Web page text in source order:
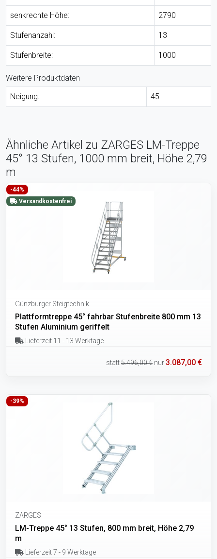
senkrechte Höhe: 2790
Stufenanzahl: 13
Stufenbreite: 1000
Weitere Produktdaten
Neigung:
45
Ähnliche Artikel zu ZARGES LM-Treppe
45° 13 Stufen, 1000 mm breit, Höhe 2,79
m
-44%
Versandkostenfrei
Günzburger Steigtechnik
Plattformtreppe 45° fahrbar Stufenbreite 800 mm 13
Stufen Aluminium geriffelt
Lieferzeit 11 - 13 Werktage
statt5.496,00 € nur3.087,00 €
-39%
ZARGES
LM-Treppe 45° 13 Stufen, 800 mm breit, Höhe 2,79
m
Lieferzeit 7 - 9 Werktage